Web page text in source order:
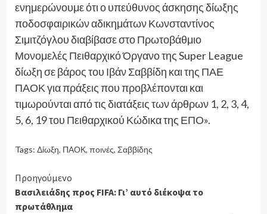
ενημερώνουμε ότι ο υπεύθυνος άσκησης δίωξης
ποδοσφαιρικών αδικημάτων Κωνσταντίνος
Σιμιτζόγλου διαβίβασε στο Πρωτοβάθμιο
Μονομελές Πειθαρχικό Όργανο της Super League
δίωξη σε βάρος του Ιβάν Σαββίδη και της ΠΑΕ
ΠΑΟΚ για πράξεις που προβλέπονται και
τιμωρούνται από τις διατάξεις των άρθρων 1, 2, 3, 4,
5, 6, 19 του Πειθαρχικού Κώδικα της ΕΠΟ».
Tags: Δίωξη, ΠΑΟΚ, ποινές, Σαββίδης
Continue
Reading
Προηγούμενο
Βασιλειάδης προς FIFA: Γι’ αυτό διέκοψα το
πρωτάθλημα